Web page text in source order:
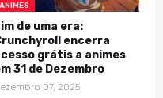
ANIMES
de uma era:
encerra
grátis a animes
31 de Dezembro
07, 2025